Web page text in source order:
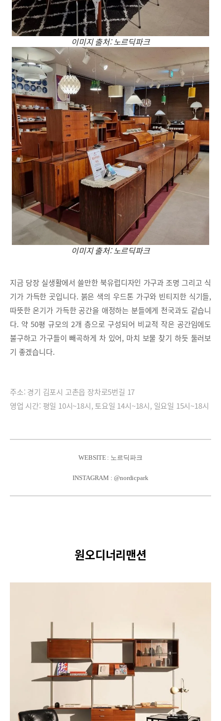
이미지 출처: 노르딕파크
이미지 출처: 노르딕파크
지금 당장 실생활에서 쓸만한 북유럽디자인 가구과 조명 그리고 식
기가 가득한 곳입니다. 붉은 색의 우드톤 가구와 빈티지한 식기들,
따뜻한 온기가 가득한 공간을 애정하는 분들에게 천국과도 같습니
다. 약 50평 규모의 2개 층으로 구성되어 비교적 작은 공간임에도
불구하고 가구들이 빼곡하게 차 있어, 마치 보물 찾기 하듯 둘러보
기 좋겠습니다.
주소: 경기 김포시 고촌읍 장차로5번길 17
영업 시간: 평일 10시~18시, 토요일 14시~18시, 일요일 15시~18시
WEBSITE : 노르딕파크
INSTAGRAM : @nordicpark
원오디너리맨션